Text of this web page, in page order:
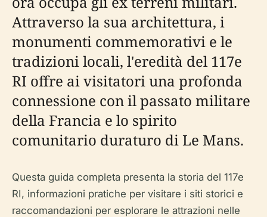
Attraverso la sua architettura, i
monumenti commemorativi e le
tradizioni locali, l'eredità del 117e
RI offre ai visitatori una profonda
connessione con il passato militare
della Francia e lo spirito
comunitario duraturo di Le Mans.
Questa guida completa presenta la storia del 117e
RI, informazioni pratiche per visitare i siti storici e
raccomandazioni per esplorare le attrazioni nelle